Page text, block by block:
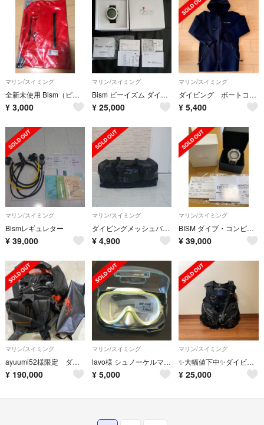
マリン/スイミング
全新未使用 Bism（ビーイズム） ウォータープルーフバッグ
¥ 3,000
マリン/スイミング
Bism ビーイズム ダイブコンピューター ダイビング コンピューター 時計
¥ 25,000
マリン/スイミング
ダイビング ボートコート
¥ 5,400
マリン/スイミング
Bismレギュレター
¥ 39,000
マリン/スイミング
ダイビングメッシュバッグ
¥ 4,900
マリン/スイミング
BISM ダイブ・コンピュータ （スキューバダイビング）
¥ 39,000
マリン/スイミング
ayuumi52様限定 ダイビング器材フルセット 最終値下げ
¥ 190,000
マリン/スイミング
lavo様 シュノーケルマスク Bism ベール
¥ 5,000
マリン/スイミング
✨大幅値下中✨ダイビング器材 ネレウス BC バージョン D Bism
¥ 25,000